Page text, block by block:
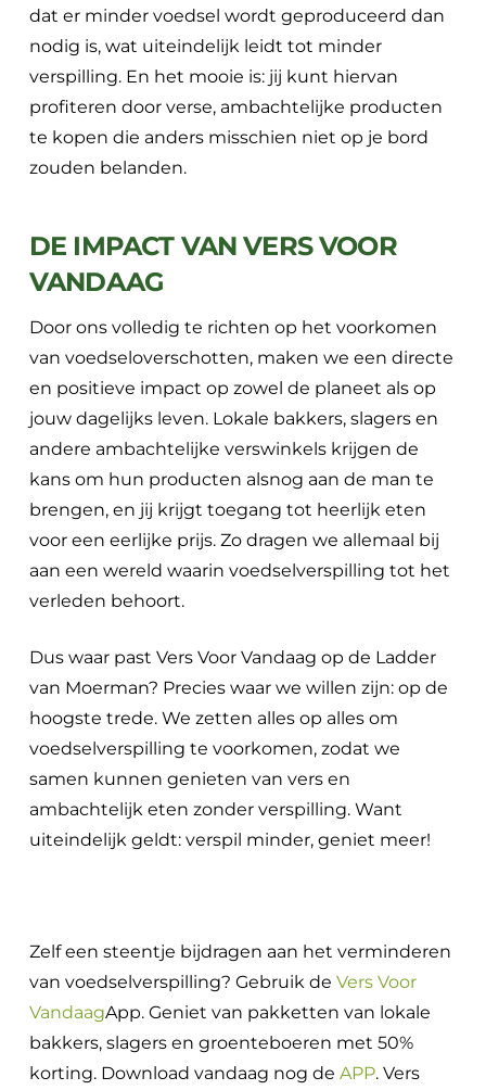
dat er minder voedsel wordt geproduceerd dan
nodig is, wat uiteindelijk leidt tot minder
verspilling. En het mooie is: jij kunt hiervan
profiteren door verse, ambachtelijke producten
te kopen die anders misschien niet op je bord
zouden belanden.
DE IMPACT VAN VERS VOOR
VANDAAG
Door ons volledig te richten op het voorkomen
van voedseloverschotten, maken we een directe
en positieve impact op zowel de planeet als op
jouw dagelijks leven. Lokale bakkers, slagers en
andere ambachtelijke verswinkels krijgen de
kans om hun producten alsnog aan de man te
brengen, en jij krijgt toegang tot heerlijk eten
voor een eerlijke prijs. Zo dragen we allemaal bij
aan een wereld waarin voedselverspilling tot het
verleden behoort.
Dus waar past Vers Voor Vandaag op de Ladder
van Moerman? Precies waar we willen zijn: op de
hoogste trede. We zetten alles op alles om
voedselverspilling te voorkomen, zodat we
samen kunnen genieten van vers en
ambachtelijk eten zonder verspilling. Want
uiteindelijk geldt: verspil minder, geniet meer!
Zelf een steentje bijdragen aan het verminderen
van voedselverspilling? Gebruik de Vers Voor
VandaagApp. Geniet van pakketten van lokale
bakkers, slagers en groenteboeren met 50%
korting. Download vandaag nog de APP. Vers